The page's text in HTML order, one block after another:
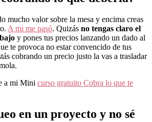
mucho valor sobre la mesa y encima creas
A mi me pasó. Quizás no tengas claro el
y pones tus precios lanzando un dado al
te provoca no estar convencido de tus
cobrando un precio justo la vas a trasladar
a mi Mini curso gratuito Cobra lo que te
en un proyecto y no sé